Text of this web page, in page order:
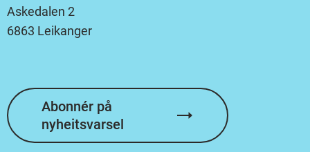
Askedalen 2
6863 Leikanger
Abonnér på
nyheitsvarsel